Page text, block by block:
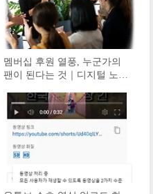
멤버십 후원 열풍, 누군가의
팬이 된다는 것｜디지털 노마